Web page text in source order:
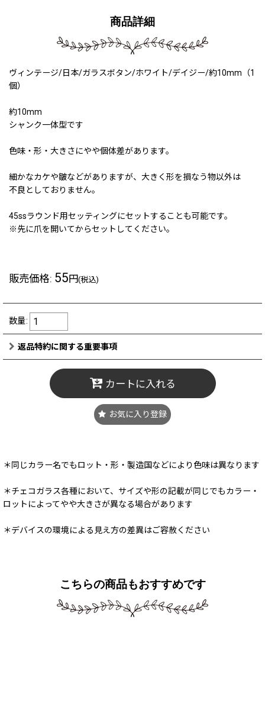
商品詳細
ヴィンテージ/日本/ガラスボタン/ホワイト/デイジー/約10mm（1
個）
約10mm
シャンク一体型です
色味・形・大きさにやや個体差があります。
細かなカケや皺などがありますが、大きく形を損なう物以外は
不良としておりません。
45ssラウンド用セッティングにセットすることも可能です。
※先に爪を開いてからセットしてください。
販売価格: 55円(税込)
数量:
返品特約に関する重要事項
カートに入れる
お気に入り登録
＊同じカラー名でもロット・形・製造国などにより色味は異なります
＊チェコガラス各種において、サイズや形の記載が同じでもカラー・
ロットによってやや大きさが異なる場合があります
＊デバイスの環境による見え方の差異はご容赦ください
こちらの商品もおすすめです